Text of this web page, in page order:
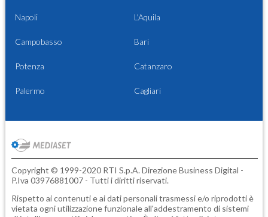
Napoli L'Aquila
Campobasso Bari
Potenza Catanzaro
Palermo Cagliari
Copyright © 1999-2020 RTI S.p.A. Direzione Business Digital -
P.Iva 03976881007 - Tutti i diritti riservati.
Rispetto ai contenuti e ai dati personali trasmessi e/o riprodotti è
vietata ogni utilizzazione funzionale all'addestramento di sistemi